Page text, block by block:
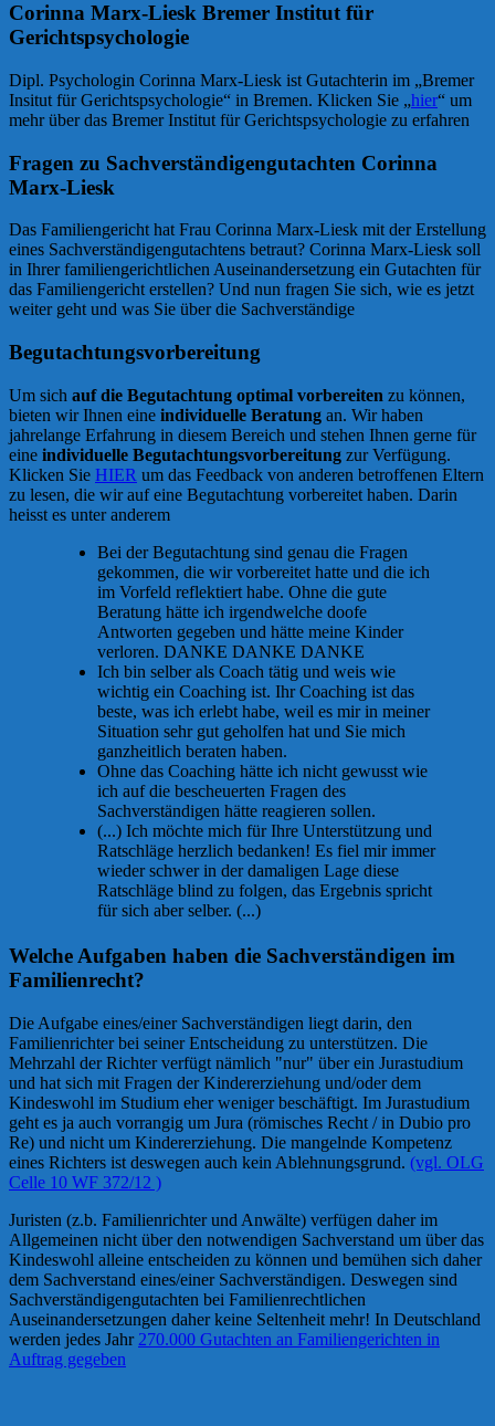
Corinna Marx-Liesk Bremer Institut für
Gerichtspsychologie
Dipl. Psychologin Corinna Marx-Liesk ist Gutachterin im „Bremer
Insitut für Gerichtspsychologie“ in Bremen. Klicken Sie „hier“ um
mehr über das Bremer Institut für Gerichtspsychologie zu erfahren
Fragen zu Sachverständigengutachten Corinna
Marx-Liesk
Das Familiengericht hat Frau Corinna Marx-Liesk mit der Erstellung
eines Sachverständigengutachtens betraut? Corinna Marx-Liesk soll
in Ihrer familiengerichtlichen Auseinandersetzung ein Gutachten für
das Familiengericht erstellen? Und nun fragen Sie sich, wie es jetzt
weiter geht und was Sie über die Sachverständige
Begutachtungsvorbereitung
Um sich auf die Begutachtung optimal vorbereiten zu können,
bieten wir Ihnen eine individuelle Beratung an. Wir haben
jahrelange Erfahrung in diesem Bereich und stehen Ihnen gerne für
eine individuelle Begutachtungsvorbereitung zur Verfügung.
Klicken Sie HIER um das Feedback von anderen betroffenen Eltern
zu lesen, die wir auf eine Begutachtung vorbereitet haben. Darin
heisst es unter anderem
Bei der Begutachtung sind genau die Fragen
gekommen, die wir vorbereitet hatte und die ich
im Vorfeld reflektiert habe. Ohne die gute
Beratung hätte ich irgendwelche doofe
Antworten gegeben und hätte meine Kinder
verloren. DANKE DANKE DANKE
Ich bin selber als Coach tätig und weis wie
wichtig ein Coaching ist. Ihr Coaching ist das
beste, was ich erlebt habe, weil es mir in meiner
Situation sehr gut geholfen hat und Sie mich
ganzheitlich beraten haben.
Ohne das Coaching hätte ich nicht gewusst wie
ich auf die bescheuerten Fragen des
Sachverständigen hätte reagieren sollen.
(...) Ich möchte mich für Ihre Unterstützung und
Ratschläge herzlich bedanken! Es fiel mir immer
wieder schwer in der damaligen Lage diese
Ratschläge blind zu folgen, das Ergebnis spricht
für sich aber selber. (...)
Welche Aufgaben haben die Sachverständigen im
Familienrecht?
Die Aufgabe eines/einer Sachverständigen liegt darin, den
Familienrichter bei seiner Entscheidung zu unterstützen. Die
Mehrzahl der Richter verfügt nämlich "nur" über ein Jurastudium
und hat sich mit Fragen der Kindererziehung und/oder dem
Kindeswohl im Studium eher weniger beschäftigt. Im Jurastudium
geht es ja auch vorrangig um Jura (römisches Recht / in Dubio pro
Re) und nicht um Kindererziehung. Die mangelnde Kompetenz
eines Richters ist deswegen auch kein Ablehnungsgrund. (vgl. OLG
Celle 10 WF 372/12 )
Juristen (z.b. Familienrichter und Anwälte) verfügen daher im
Allgemeinen nicht über den notwendigen Sachverstand um über das
Kindeswohl alleine entscheiden zu können und bemühen sich daher
dem Sachverstand eines/einer Sachverständigen. Deswegen sind
Sachverständigengutachten bei Familienrechtlichen
Auseinandersetzungen daher keine Seltenheit mehr! In Deutschland
werden jedes Jahr 270.000 Gutachten an Familiengerichten in
Auftrag gegeben